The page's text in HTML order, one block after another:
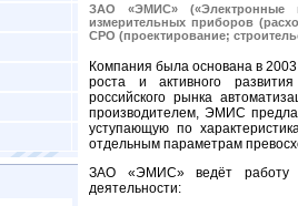
ЗАО «ЭМИС» («Электронные и
измерительных приборов
СРО (проектирование;
Компания была основана в
роста и активного
российского рынка
производителем, ЭМИС
уступающую по
отдельным параметрам
ЗАО «ЭМИС» ведёт работу
деятельности: